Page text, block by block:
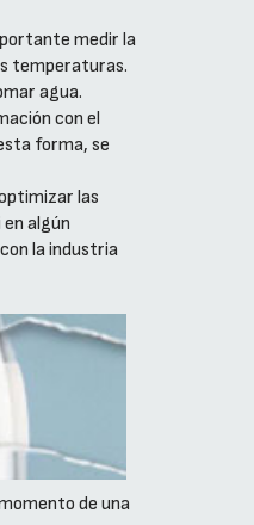
medir la
temperaturas.
agua.
con el
forma, se
las
algún
la industria
de una